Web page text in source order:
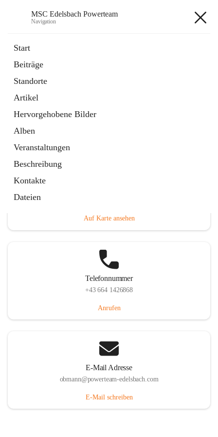
MSC Edelsbach Powerteam
Navigation
Start
Beiträge
Standorte
Artikel
Hervorgehobene Bilder
Alben
Veranstaltungen
Beschreibung
Kontakte
Dateien
Datei
in
Tab
Unsere Modellautobahn LIVE
Artikel
öffnet
in
neuem
Tab
Edelsbach 75a, 8332 Edelsbach bei Feldbach, AUT
Auf Karte ansehen
Telefonnummer
+43 664 1426868
Anrufen
E-Mail Adresse
obmann@powerteam-edelsbach.com
E-Mail schreiben